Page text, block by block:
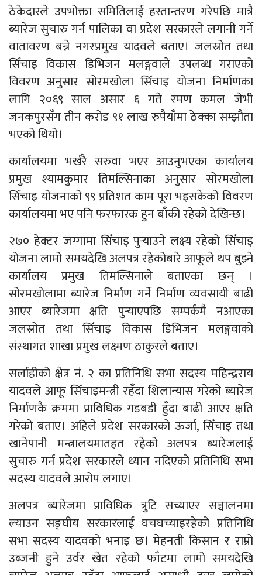
ठेकेदारले उपभोक्ता समितिलाई हस्तान्तरण गरेपछि मात्रै
ब्यारेज सुचारु गर्न पालिका वा प्रदेश सरकारले लगानी गर्ने
वातावरण बन्ने नगरप्रमुख यादवले बताए। जलस्रोत तथा
सिँचाइ विकास डिभिजन मलङ्गवाले उपलब्ध गराएको
विवरण अनुसार सोरमखोला सिँचाइ योजना निर्माणका
लागि २०६९ साल असार ६ गते रमण कमल जेभी
जनकपुरसँग तीन करोड ९१ लाख रुपैयाँमा ठेक्का सम्झौता
भएको थियो।
कार्यालयमा भर्खरै सरुवा भएर आउनुभएका कार्यालय
प्रमुख श्यामकुमार तिमल्सिनाका अनुसार सोरमखोला
सिँचाइ योजनाको ९९ प्रतिशत काम पूरा भइसकेको विवरण
कार्यालयमा भए पनि फरफारक हुन बाँकी रहेको देखिन्छ।
२७० हेक्टर जग्गामा सिँचाइ पुर्‍याउने लक्ष्य रहेको सिँचाइ
योजना लामो समयदेखि अलपत्र रहेकोबारे आफूले थप बुझ्ने
कार्यालय प्रमुख तिमल्सिनाले बताएका छन् ।
सोरमखोलामा ब्यारेज निर्माण गर्ने निर्माण व्यवसायी बाढी
आएर ब्यारेजमा क्षति पुर्‍याएपछि सम्पर्कमै नआएका
जलस्रोत तथा सिँचाइ विकास डिभिजन मलङ्गवाको
संस्थागत शाखा प्रमुख लक्ष्मण ठाकुरले बताए।
सर्लाहीको क्षेत्र नं. २ का प्रतिनिधि सभा सदस्य महिन्द्रराय
यादवले आफू सिँचाइमन्त्री रहँदा शिलान्यास गरेको ब्यारेज
निर्माणकै क्रममा प्राविधिक गडबडी हुँदा बाढी आएर क्षति
गरेको बताए। अहिले प्रदेश सरकारको ऊर्जा, सिँचाइ तथा
खानेपानी मन्त्रालयमातहत रहेको अलपत्र ब्यारेजलाई
सुचारु गर्न प्रदेश सरकारले ध्यान नदिएको प्रतिनिधि सभा
सदस्य यादवले आरोप लगाए।
अलपत्र ब्यारेजमा प्राविधिक त्रुटि सच्याएर सञ्चालनमा
ल्याउन सङ्घीय सरकारलाई घचघच्याइरहेको प्रतिनिधि
सभा सदस्य यादवको भनाइ छ। मेहनती किसान र राम्रो
उब्जनी हुने उर्वर खेत रहेको फाँटमा लामो समयदेखि